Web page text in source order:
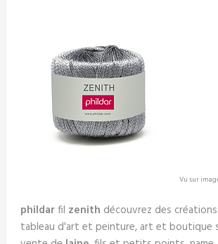
Vu sur
phildarfil zenith découvrez des
tableau d'art et peinture, art et boutique